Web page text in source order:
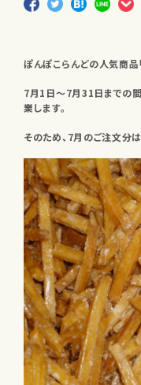
ぽんぽこらんどの人気商品
7月1日～7月31日までの
業します。
そのため、7月のご注文分